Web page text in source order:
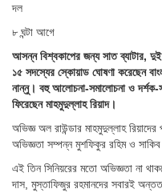
দল
৮ ঘন্টা আগে
আসন্ন বিশ্বকাপের জন্য সাত ব্যাটার,
১৫ সদস্যের স্কোয়াড ঘোষণা করেছেন
নান্নু। বহু আলোচনা-সমালোচনা ও দর্শক-
ফিরেছেন মাহমুদুল্লাহ রিয়াদ।
অভিজ্ঞ অল রাউন্ডার মাহমুদুল্লাহ
অভিজ্ঞতা সম্পন্ন মুশফিকুর রহিম ও
এই তিন সিনিয়রের মতো অভিজ্ঞতা না
দাস, মুস্তাফিজুর রহমানদের সবারই